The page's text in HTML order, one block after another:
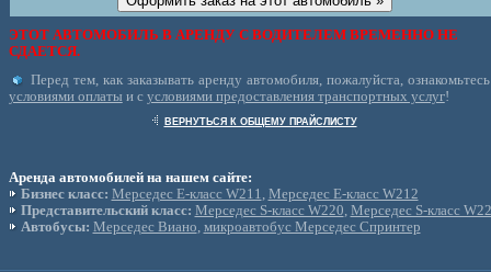
ЭТОТ АВТОМОБИЛЬ В АРЕНДУ С ВОДИТЕЛЕМ ВРЕМЕННО НЕ
СДАЕТСЯ.
Перед тем, как заказывать аренду автомобиля, пожалуйста,
условиями оплаты и с условиями предоставления транспортных услуг!
ВЕРНУТЬСЯ К ОБЩЕМУ ПРАЙСЛИСТУ
Аренда автомобилей на нашем сайте:
Бизнес класс: Мерседес Е-класс W211, Мерседес Е-класс W212
Представительский класс: Мерседес S-класс W220, Мерседес S-класс
Автобусы: Мерседес Виано, микроавтобус Мерседес Спринтер